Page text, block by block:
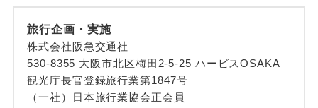
旅行企画・実施
株式会社阪急交通社
530-8355 大阪市北区梅田2-5-25 ハービスOSAKA
観光庁長官登録旅行業第1847号
（一社）日本旅行業協会正会員